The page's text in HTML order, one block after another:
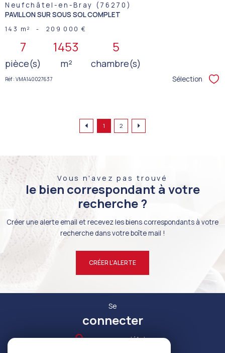
Neufchâtel-en-Bray (76270)
PAVILLON SUR SOUS SOL COMPLET
143 m² - 209 000 €
7
pièce(s)
1453
m²
5
chambre(s)
Réf : VMA140027637 Sélection
1 2
Vous n'avez pas trouvé
le bien correspondant à votre
recherche ?
Créer une alerte email et recevez les biens correspondants à votre
recherche dans votre boîte mail !
CRÉER L'ALERTE
Se
connecter
espace propriétaire